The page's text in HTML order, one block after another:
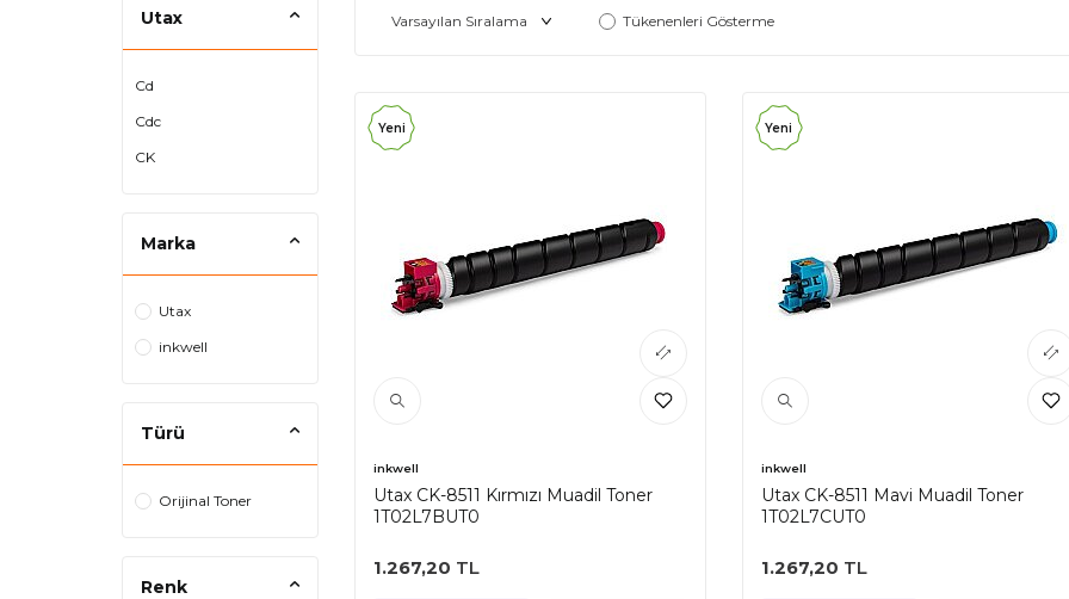
Utax
Cd
Cdc
CK
Marka
Utax
inkwell
Türü
Orijinal Toner
Renk
Tükenenleri Gösterme
Yeni
inkwell
Utax CK-8511 Kırmızı Muadil Toner
1T02L7BUT0
1.267,20 TL
Yeni
inkwell
Utax CK-8511 Mavi Muadil Toner
1T02L7CUT0
1.267,20 TL